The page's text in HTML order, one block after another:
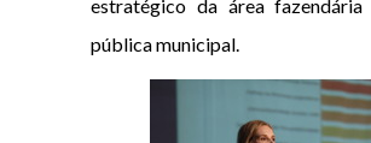
estratégico da área fazendária
pública municipal.